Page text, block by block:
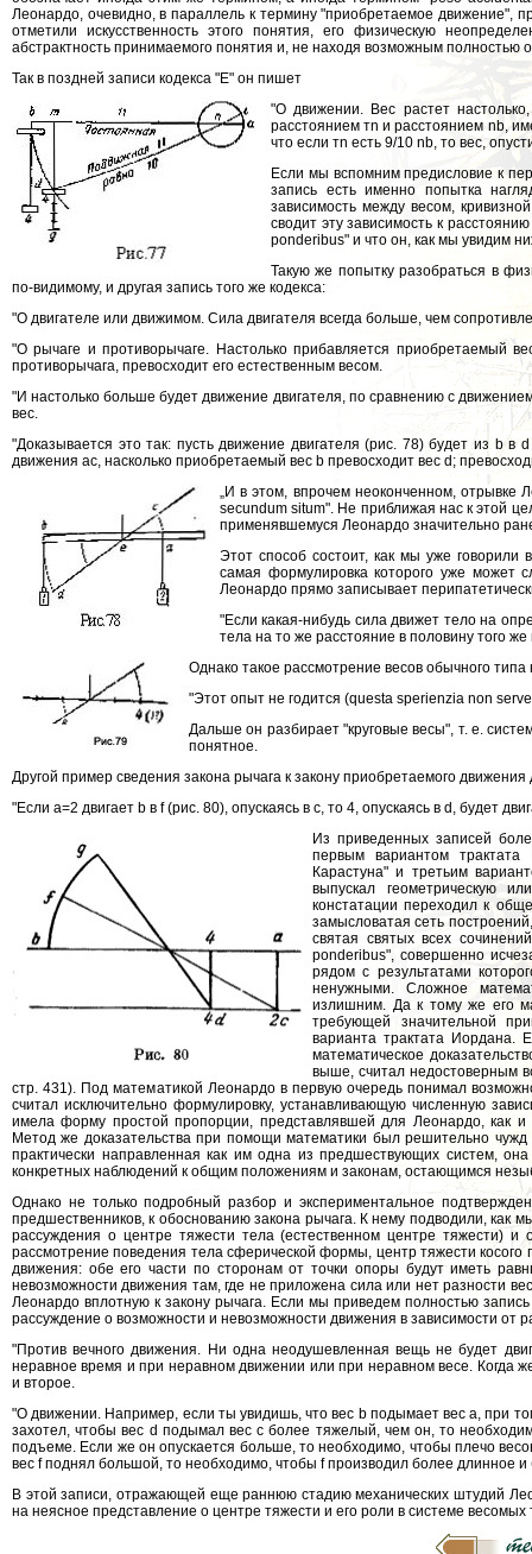
Леонардо, очевидно, в параллель к термину "приобретаемое движение",
отметили искусственность этого понятия, его физическую
абстрактность принимаемого понятия и, не находя возможным полностью
Так в поздней записи кодекса "Е" он пишет
"О движении. Вес растет
расстоянием тn и расстоянием nb,
что если тn есть 9/10 nb, то вес,
Если мы вспомним предисловие к
запись есть именно попытка
зависимость между весом,
сводит эту зависимость к
ponderibus" и что он, как мы увидим
Такую же попытку разобраться в
по-видимому, и другая запись того же кодекса:
"О двигателе или движимом. Сила двигателя всегда больше, чем
"О рычаге и противорычаге. Настолько прибавляется приобретаемый
противорычага, превосходит его естественным весом.
"И настолько больше будет движение двигателя, по сравнению с
вес.
"Доказывается это так: пусть движение двигателя (рис. 78) будет из b
движения ас, насколько приобретаемый вес b превосходит вес d;
„И в этом, впрочем неоконченном, отрывке
secundum situm". He приближая нас к этой
применявшемуся Леонардо значительно
Этот способ состоит, как мы уже говорили
самая формулировка которого уже может
Леонардо прямо записывает
"Если какая-нибудь сила движет тело на
тела на то же расстояние в половину того
Однако такое рассмотрение весов обычного
"Этот опыт не годится (questa sperienzia non
Дальше он разбирает "круговые весы", т. е.
понятное.
Другой пример сведения закона рычага к закону приобретаемого
"Если а=2 двигает b в f (рис. 80), опускаясь в с, то 4, опускаясь в d, будет
Из приведенных записей
первым вариантом трактата
Карастуна" и третьим
выпускал геометрическую
констатации переходил к
замысловатая сеть
святая святых всех
ponderibus", совершенно
рядом с результатами
ненужными. Сложное
излишним. Да к тому же его
требующей значительной
варианта трактата Иордана.
математическое
выше, считал недостоверным
стр. 431). Под математикой Леонардо в первую очередь понимал
считал исключительно формулировку, устанавливающую численную
имела форму простой пропорции, представлявшей для Леонардо, как
Метод же доказательства при помощи математики был решительно
практически направленная как им одна из предшествующих систем,
конкретных наблюдений к общим положениям и законам, остающимся
Однако не только подробный разбор и экспериментальное
предшественников, к обоснованию закона рычага. К нему подводили, как
рассуждения о центре тяжести тела (естественном центре тяжести)
рассмотрение поведения тела сферической формы, центр тяжести
движения: обе его части по сторонам от точки опоры будут иметь
невозможности движения там, где не приложена сила или нет разности
Леонардо вплотную к закону рычага. Если мы приведем полностью
рассуждение о возможности и невозможности движения в зависимости от
"Против вечного движения. Ни одна неодушевленная вещь не будет
неравное время и при неравном движении или при неравном весе. Когда
и второе.
"О движении. Например, если ты увидишь, что вес b подымает вес а, при
захотел, чтобы вес d подымал вес с более тяжелый, чем он, то
подъеме. Если же он опускается больше, то необходимо, чтобы плечо
вес f поднял большой, то необходимо, чтобы f производил более длинное
В этой записи, отражающей еще раннюю стадию механических штудий
на неясное представление о центре тяжести и его роли в системе весомых